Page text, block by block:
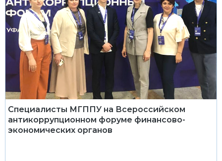
Специалисты МГППУ на Всероссийском
антикоррупционном форуме финансово-
экономических органов